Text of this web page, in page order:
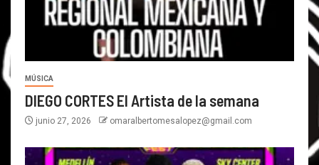
MÚSICA
DIEGO CORTES El Artista de la semana
junio 27, 2026 omaralbertomesalopez@gmail.com